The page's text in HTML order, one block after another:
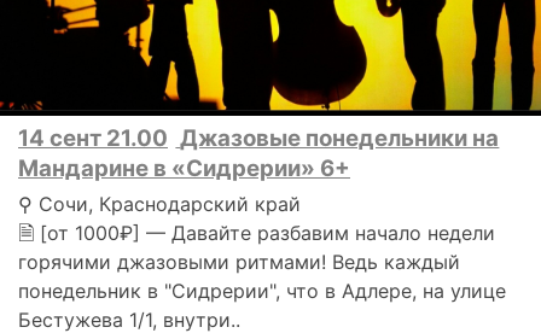
14 сент 21.00 Джазовые понедельники на
Мандарине в «Сидрерии» 6+
⚲ Сочи, Краснодарский край
🗎 [от 1000₽] — Давайте разбавим начало недели
горячими джазовыми ритмами! Ведь каждый
понедельник в "Сидрерии", что в Адлере, на улице
Бестужева 1/1, внутри..